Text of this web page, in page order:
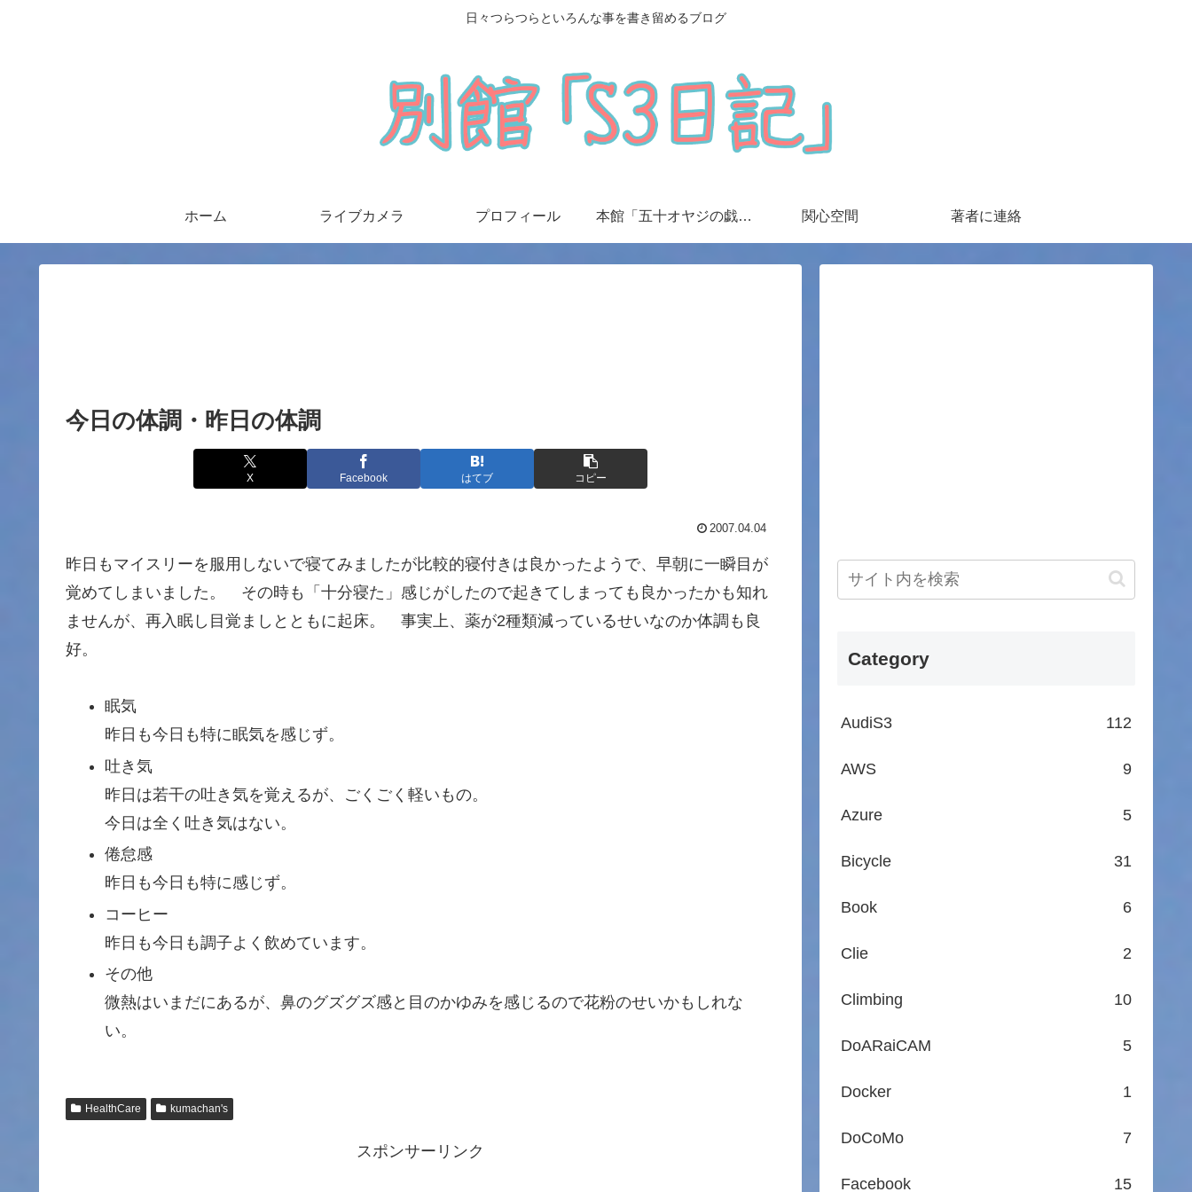
日々つらつらといろんな事を書き留めるブログ
ホーム ライブカメラ プロフィール 本館「五十オヤジの戯言日記」 関心空間 著者に連絡
今日の体調・昨日の体調
X Facebook はてブ コピー
2007.04.04
昨日もマイスリーを服用しないで寝てみましたが比較的寝付きは良かったようで、早朝に一瞬目が
覚めてしまいました。 その時も「十分寝た」感じがしたので起きてしまっても良かったかも知れ
ませんが、再入眠し目覚ましとともに起床。 事実上、薬が2種類減っているせいなのか体調も良
好。
眠気
昨日も今日も特に眠気を感じず。
吐き気
昨日は若干の吐き気を覚えるが、ごくごく軽いもの。
今日は全く吐き気はない。
倦怠感
昨日も今日も特に感じず。
コーヒー
昨日も今日も調子よく飲めています。
その他
微熱はいまだにあるが、鼻のグズグズ感と目のかゆみを感じるので花粉のせいかもしれな
い。
HealthCare kumachan's
スポンサーリンク
Category
AudiS3 112
AWS 9
Azure 5
Bicycle 31
Book 6
Clie 2
Climbing 10
DoARaiCAM 5
Docker 1
DoCoMo 7
Facebook 15